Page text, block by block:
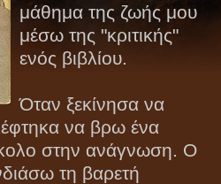
μάθημα της ζωής μου
μέσω της "κριτικής"
ενός βιβλίου.
Όταν ξεκίνησα να
να βρω ένα
στην ανάγνωση. Ο
τη βαρετή